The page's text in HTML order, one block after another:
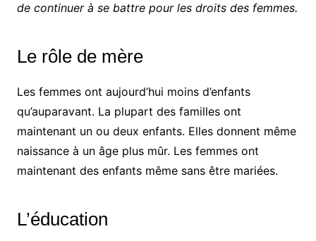
de continuer à se battre pour les droits des femmes.
Le rôle de mère
Les femmes ont aujourd’hui moins d’enfants
qu’auparavant. La plupart des familles ont
maintenant un ou deux enfants. Elles donnent même
naissance à un âge plus mûr. Les femmes ont
maintenant des enfants même sans être mariées.
L’éducation